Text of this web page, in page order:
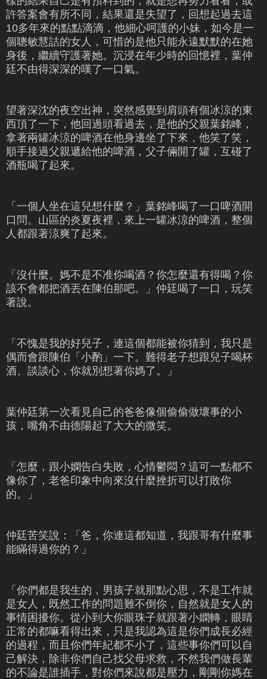
許答案會有所不同，結果還是失望了，回想起過去這
10多年來的點點滴滴，他細心呵護的小妹，如今是一
個聰敏慧詰的女人，可惜的是他只能永遠默默的在她
身後，繼續守護著她。沉浸在年少時的回憶裡，葉仲
廷不由得深深的嘆了一口氣。
望著深沈的夜空出神，突然感覺到肩頭有個冰涼的東
西頂了一下，他回過頭看過去，是他的父親葉銘峰，
拿著兩罐冰涼的啤酒在他身邊坐了下來，他笑了笑，
順手接過父親遞給他的啤酒，父子倆開了罐，互碰了
酒瓶喝了起來。
「一個人坐在這兒想什麼？」葉銘峰喝了一口啤酒開
口問。山區的炎夏夜裡，來上一罐冰涼的啤酒，整個
人都跟著涼爽了起來。
「沒什麼。媽不是不准你喝酒？你怎麼還有得喝？你
該不會都把酒丟在陳伯那吧。」仲廷喝了一口，玩笑
著說。
「不愧是我的好兒子，連這個都能被你猜到，我只是
偶而會跟陳伯「小酌」一下。難得老子想跟兒子喝杯
酒、談談心，你就別想著你媽了。」
葉仲廷第一次看見自己的爸爸像個偷偷做壞事的小
孩，嘴角不由德陽起了大大的微笑。
「怎麼，跟小嫻告白失敗，心情鬱悶？這可一點都不
像你了，老爸印象中向來沒什麼挫折可以打敗你
的。」
仲廷苦笑說：「爸，你連這都知道，我跟哥有什麼事
能瞞得過你的？」
「你們都是我生的，男孩子就那點心思，不是工作就
是女人，既然工作的問題難不倒你，自然就是女人的
事情困擾你。從小到大你眼珠子就跟著小嫻轉，眼睛
正常的都嘛看得出來，只是我認為這是你們成長必經
的過程，而且你們年紀都不小了，這些事你們可以自
己解決，除非你們自己找父母求救，不然我們做長輩
的不論是誰插手，對你們來說都是壓力，剛剛你媽在